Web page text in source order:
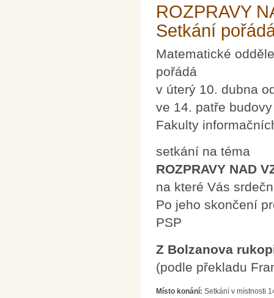
ROZPRAVY
Setkání
Matematické
pořádá
v úterý 10. dubna
ve 14. patře budovy
Fakulty
setkání na téma
ROZPRAVY NAD
na které Vás
Po jeho skončení
PSP
Z Bolzanova
(podle překladu
Místo konání: Setkání v místnosti